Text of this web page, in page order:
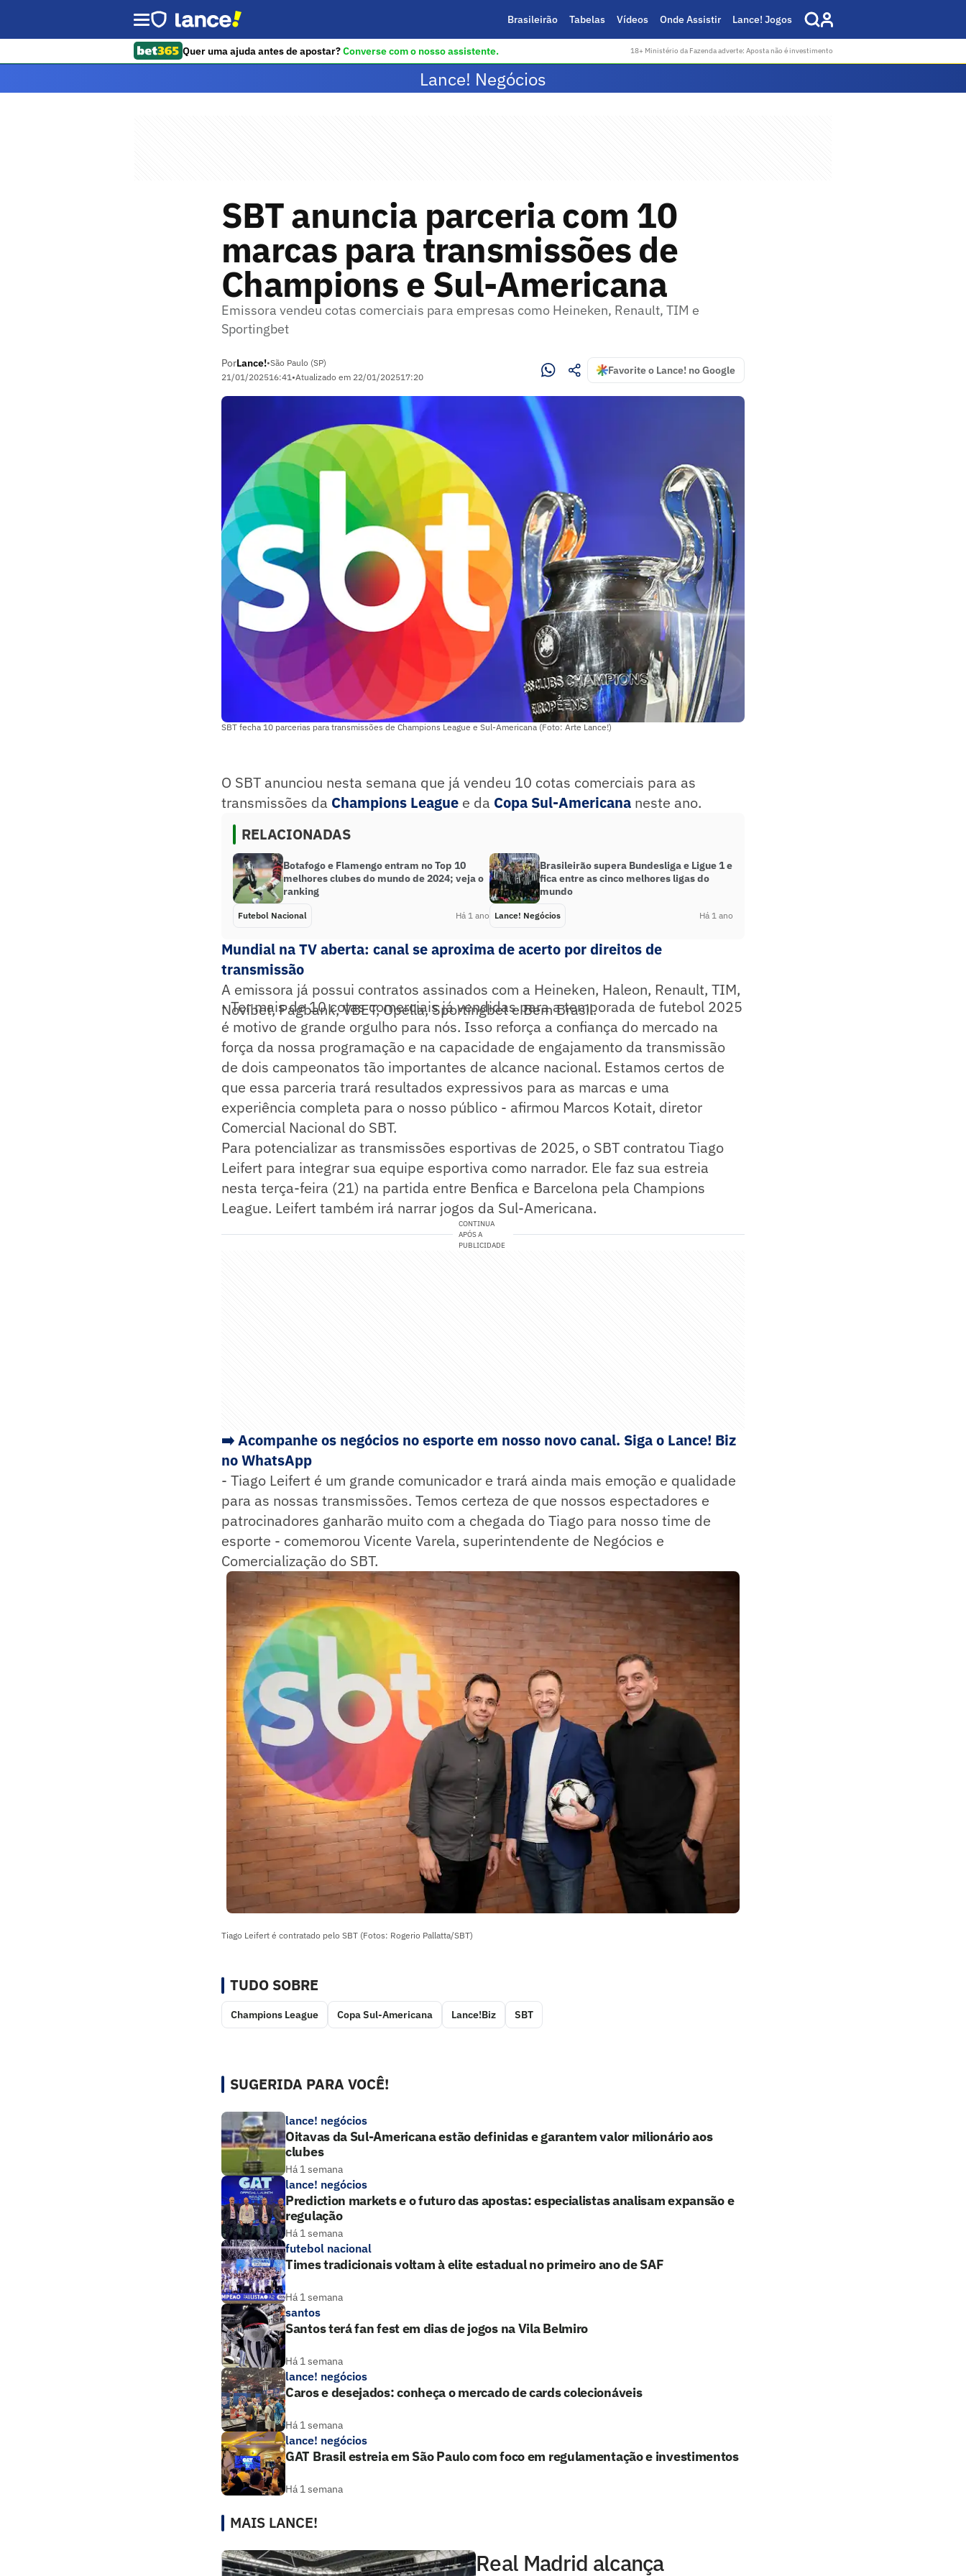
Brasileirão Tabelas Vídeos Onde Assistir Lance! Jogos
Quer uma ajuda antes de apostar?Converse com o nosso assistente. 18+ Ministério da Fazenda adverte: Aposta não é investimento
Lance! Negócios
SBT anuncia parceria com 10
marcas para transmissões de
Champions e Sul-Americana
Emissora vendeu cotas comerciais para empresas como Heineken, Renault, TIM e
Sportingbet
PorLance!•São Paulo (SP)
21/01/202516:41•Atualizado em 22/01/202517:20
Favorite o Lance! no Google
SBT fecha 10 parcerias para transmissões de Champions League e Sul-Americana (Foto: Arte Lance!)
O SBT anunciou nesta semana que já vendeu 10 cotas comerciais para as
transmissões da Champions League e da Copa Sul-Americana neste ano.
RELACIONADAS
Botafogo e Flamengo entram no Top 10
melhores clubes do mundo de 2024; veja o
ranking
Futebol Nacional Há 1 ano
Brasileirão supera Bundesliga e Ligue 1 e
fica entre as cinco melhores ligas do
mundo
Lance! Negócios Há 1 ano
Mundial na TV aberta: canal se aproxima de acerto por direitos de
transmissão
A emissora já possui contratos assinados com a Heineken, Haleon, Renault, TIM,
Novibet, Pagbank, VBET, Opella, Sportingbet e Bem Brasil.
- Ter mais de 10 cotas comerciais já vendidas para a temporada de futebol 2025
é motivo de grande orgulho para nós. Isso reforça a confiança do mercado na
força da nossa programação e na capacidade de engajamento da transmissão
de dois campeonatos tão importantes de alcance nacional. Estamos certos de
que essa parceria trará resultados expressivos para as marcas e uma
experiência completa para o nosso público - afirmou Marcos Kotait, diretor
Comercial Nacional do SBT.
Para potencializar as transmissões esportivas de 2025, o SBT contratou Tiago
Leifert para integrar sua equipe esportiva como narrador. Ele faz sua estreia
nesta terça-feira (21) na partida entre Benfica e Barcelona pela Champions
League. Leifert também irá narrar jogos da Sul-Americana.
CONTINUA
APÓS A
PUBLICIDADE
➡️ Acompanhe os negócios no esporte em nosso novo canal. Siga o Lance! Biz
no WhatsApp
- Tiago Leifert é um grande comunicador e trará ainda mais emoção e qualidade
para as nossas transmissões. Temos certeza de que nossos espectadores e
patrocinadores ganharão muito com a chegada do Tiago para nosso time de
esporte - comemorou Vicente Varela, superintendente de Negócios e
Comercialização do SBT.
Tiago Leifert é contratado pelo SBT (Fotos: Rogerio Pallatta/SBT)
TUDO SOBRE
Champions League Copa Sul-Americana Lance!Biz SBT
SUGERIDA PARA VOCÊ!
lance! negócios
Oitavas da Sul-Americana estão definidas e garantem valor milionário aos
clubes
Há 1 semana
lance! negócios
Prediction markets e o futuro das apostas: especialistas analisam expansão e
regulação
Há 1 semana
futebol nacional
Times tradicionais voltam à elite estadual no primeiro ano de SAF
Há 1 semana
santos
Santos terá fan fest em dias de jogos na Vila Belmiro
Há 1 semana
lance! negócios
Caros e desejados: conheça o mercado de cards colecionáveis
Há 1 semana
lance! negócios
GAT Brasil estreia em São Paulo com foco em regulamentação e investimentos
Há 1 semana
MAIS LANCE!
Real Madrid alcança